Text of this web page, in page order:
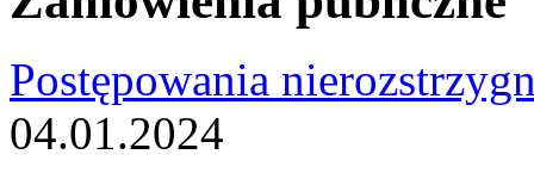
Postępowania
04.01.2024